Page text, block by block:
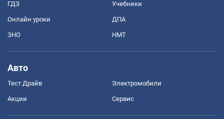
ГДЗ Учебники
Онлайн уроки ДПА
ЗНО НМТ
Авто
Тест Драйв Электромобили
Акции Сервис